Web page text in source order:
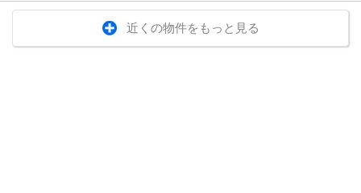
近くの物件をもっと見る